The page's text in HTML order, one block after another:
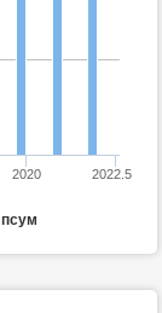
2020 2022.5